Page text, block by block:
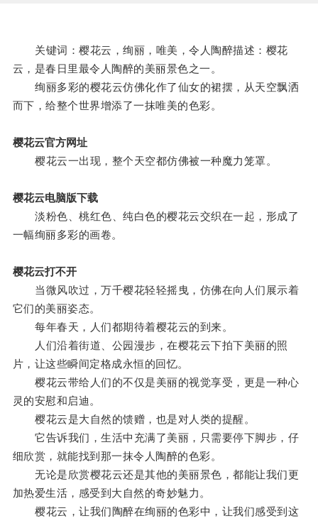
关键词：樱花云，绚丽，唯美，令人陶醉描述：樱花
云，是春日里最令人陶醉的美丽景色之一。
绚丽多彩的樱花云仿佛化作了仙女的裙摆，从天空飘洒
而下，给整个世界增添了一抹唯美的色彩。
樱花云官方网址
樱花云一出现，整个天空都仿佛被一种魔力笼罩。
樱花云电脑版下载
淡粉色、桃红色、纯白色的樱花云交织在一起，形成了
一幅绚丽多彩的画卷。
樱花云打不开
当微风吹过，万千樱花轻轻摇曳，仿佛在向人们展示着
它们的美丽姿态。
每年春天，人们都期待着樱花云的到来。
人们沿着街道、公园漫步，在樱花云下拍下美丽的照
片，让这些瞬间定格成永恒的回忆。
樱花云带给人们的不仅是美丽的视觉享受，更是一种心
灵的安慰和启迪。
樱花云是大自然的馈赠，也是对人类的提醒。
它告诉我们，生活中充满了美丽，只需要停下脚步，仔
细欣赏，就能找到那一抹令人陶醉的色彩。
无论是欣赏樱花云还是其他的美丽景色，都能让我们更
加热爱生活，感受到大自然的奇妙魅力。
樱花云，让我们陶醉在绚丽的色彩中，让我们感受到这